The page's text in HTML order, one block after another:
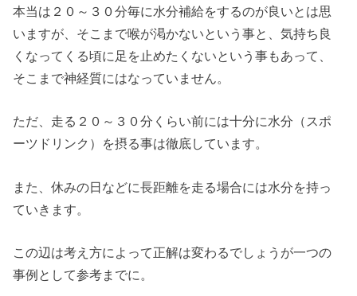
本当は２０～３０分毎に水分補給をするのが良いとは思
いますが、そこまで喉が渇かないという事と、気持ち良
くなってくる頃に足を止めたくないという事もあって、
そこまで神経質にはなっていません。
ただ、走る２０～３０分くらい前には十分に水分（スポ
ーツドリンク）を摂る事は徹底しています。
また、休みの日などに長距離を走る場合には水分を持っ
ていきます。
この辺は考え方によって正解は変わるでしょうが一つの
事例として参考までに。